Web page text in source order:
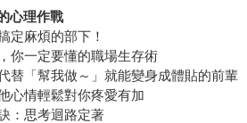
心理作戰
定麻煩的部下！
你一定要懂的職場生存術
替「幫我做～」就能變身成體貼的前輩
心情輕鬆對你疼愛有加
：思考迴路定著